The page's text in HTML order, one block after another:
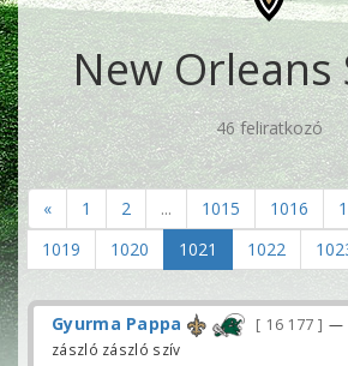
New Orleans
46 feliratkozó
« 1 2 ... 1015 1016
1019
1020 1021 1022
Gyurma Pappa 16 177
—
zászló zászló szív